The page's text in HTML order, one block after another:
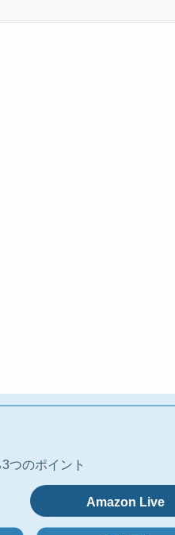
つのポイント
Amazon Live